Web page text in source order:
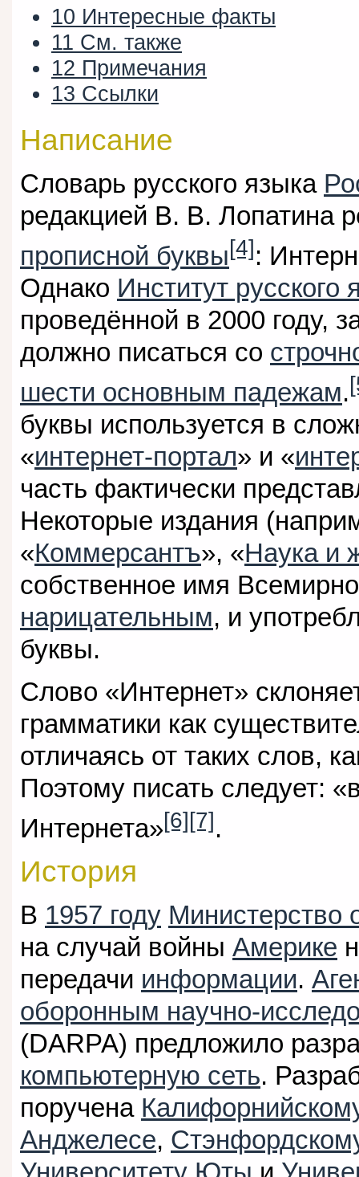
10 Интересные факты
11 См. также
12 Примечания
13 Ссылки
Написание
Словарь русского языка
редакцией В. В. Лопатина
прописной буквы[4]:
Однако Институт
проведённой в 2000 году,
должно писаться со
шести основным падежам.
буквы используется в
«интернет-портал» и «
часть фактически
Некоторые издания
«Коммерсантъ», «Наука и
собственное имя
нарицательным, и
буквы.
Слово «Интернет»
грамматики как
отличаясь от таких слов,
Поэтому писать следует:
Интернета»[6] [7] .
История
В 1957 году
на случай войны Америке
передачи информации.
оборонным научно-
(DARPA) предложило
компьютерную сеть.
поручена
Анджелесе,